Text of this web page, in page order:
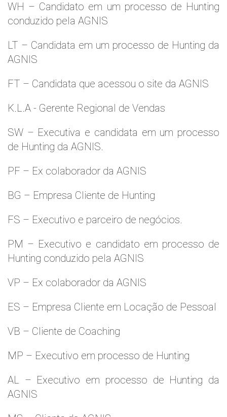
WH – Candidato em um processo de Hunting
conduzido pela AGNIS
LT – Candidata em um processo de Hunting da
AGNIS
FT – Candidata que acessou o site da AGNIS
K.L.A - Gerente Regional de Vendas
SW – Executiva e candidata em um processo
de Hunting da AGNIS.
PF – Ex colaborador da AGNIS
BG – Empresa Cliente de Hunting
FS – Executivo e parceiro de negócios.
PM – Executivo e candidato em processo de
Hunting conduzido pela AGNIS
VP – Ex colaborador da AGNIS
ES – Empresa Cliente em Locação de Pessoal
VB – Cliente de Coaching
MP – Executivo em processo de Hunting
AL – Executivo em processo de Hunting da
AGNIS